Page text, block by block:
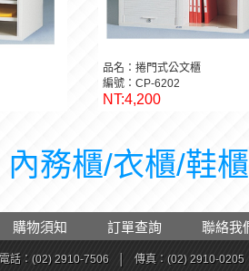
品名：捲門式公文櫃
編號：CP-6202
NT:4,200
內務櫃/衣櫃/鞋
購物須知 訂單查詢 聯絡我
電話：(02) 2910-7506
傳真：(02) 2910-0205